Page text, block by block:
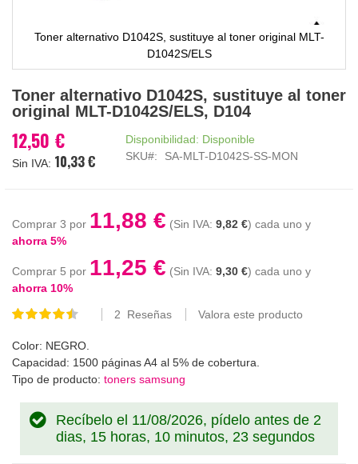
Toner alternativo D1042S, sustituye al toner original MLT-
D1042S/ELS
al
comienzo
la
galería
Toner alternativo D1042S, sustituye al toner
original MLT-D1042S/ELS, D104
12,50 €
10,33 €
Disponibilidad: Disponible
SKU
SA-MLT-D1042S-SS-MON
Comprar 3 por 11,88 € 9,82 € cada uno y
ahorra 5%
Comprar 5 por 11,25 € 9,30 € cada uno y
ahorra 10%
Valoración:
2 Reseñas Valora este producto
Color: NEGRO.
Capacidad: 1500 páginas A4 al 5% de cobertura.
Tipo de producto: toners samsung
Recíbelo el 11/08/2026, pídelo antes de 2
dias, 15 horas, 10 minutos, 22 segundos